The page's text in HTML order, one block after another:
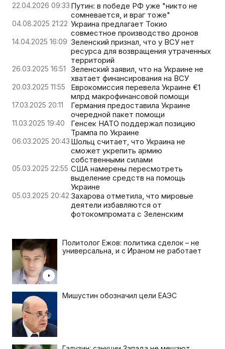
22.04.2026 09:33 Путин: в победе РФ уже "никто не
сомневается, и враг тоже"
04.08.2025 21:22 Украина предлагает Токио
совместное производство дронов
14.04.2025 16:09 Зеленский признал, что у ВСУ нет
ресурса для возвращения утраченных
территорий
26.03.2025 16:51
Зеленский заявил, что на Украине не
хватает финансирования на ВСУ
20.03.2025 11:55
Еврокомиссия перевела Украине €1
млрд макрофинансовой помощи
17.03.2025 20:11
Германия предоставила Украине
очередной пакет помощи
11.03.2025 19:40
Генсек НАТО поддержал позицию
Трампа по Украине
06.03.2025 20:43 Шольц считает, что Украина не
сможет укрепить армию
собственными силами
05.03.2025 22:55 США намерены пересмотреть
выделение средств на помощь
Украине
05.03.2025 20:42 Захарова отметила, что мировые
деятели избавляются от
фотокомпромата с Зеленским
Политолог Ежов: политика сделок – не
универсальна, и с Ираном не работает
Мишустин обозначил цели ЕАЭС